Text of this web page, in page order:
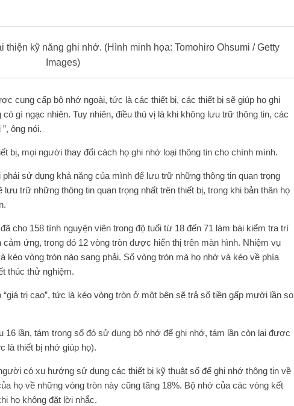
kỹ năng ghi nhớ. (Hình minh họa: Tomohiro Ohsumi / Getty
Images)
cung cấp bộ nhớ ngoài, tức là các thiết bị, các thiết bị sẽ giúp họ ghi
gì ngạc nhiên. Tuy nhiên, điều thú vị là khi không lưu trữ thông tin, các
ông nói.
bị, mọi người thay đổi cách họ ghi nhớ loại thông tin cho chính mình.
sử dụng khả năng của mình để lưu trữ những thông tin quan trọng
trữ những thông tin quan trọng nhất trên thiết bị, trong khi bản thân họ
cho 158 tình nguyện viên trong độ tuổi từ 18 đến 71 làm bài kiểm tra trí
ứng, trong đó 12 vòng tròn được hiển thị trên màn hình. Nhiệm vụ
kéo vòng tròn nào sang phải. Số vòng tròn mà họ nhớ và kéo về phía
thúc thử nghiệm.
trị cao”, tức là kéo vòng tròn ở một bên sẽ trả số tiền gấp mười lần so
16 lần, tám trong số đó sử dụng bộ nhớ để ghi nhớ, tám lần còn lại được
là thiết bị nhớ giúp họ).
có xu hướng sử dụng các thiết bị kỹ thuật số để ghi nhớ thông tin về
họ về những vòng tròn này cũng tăng 18%. Bộ nhớ của các vòng kết
họ không đặt lời nhắc.